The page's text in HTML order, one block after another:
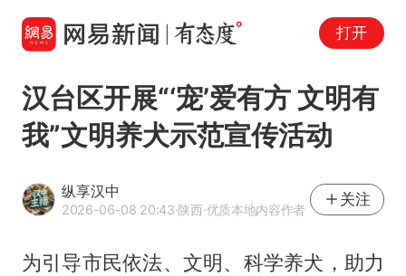
打开
汉台区开展“‘宠’爱有方 文明有
我”文明养犬示范宣传活动
纵享汉中
2026-06-08 20:43·陕西·优质本地内容作者
关注
为引导市民依法、文明、科学养犬，助力